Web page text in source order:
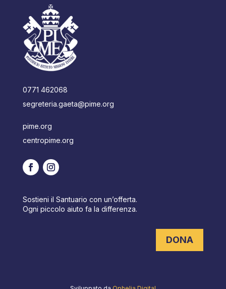
0771 462068
segreteria.gaeta@pime.org
pime.org
centropime.org
Sostieni il Santuario con un’offerta.
Ogni piccolo aiuto fa la differenza.
DONA